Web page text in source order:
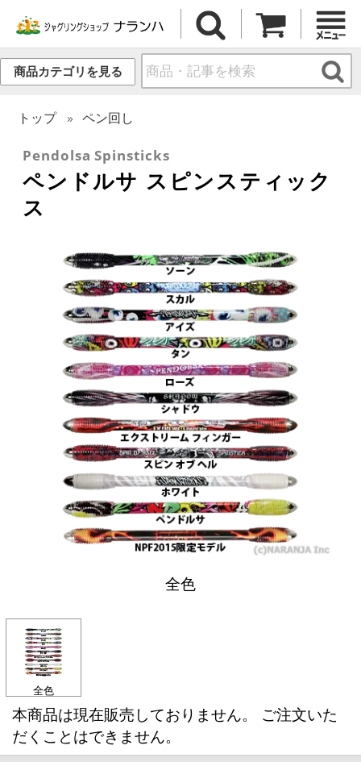
商品カテゴリを見る
トップ ペン回し
Pendolsa Spinsticks
ペンドルサ スピンスティック
ス
全色
全色
本商品は現在販売しておりません。 ご注文いた
だくことはできません。